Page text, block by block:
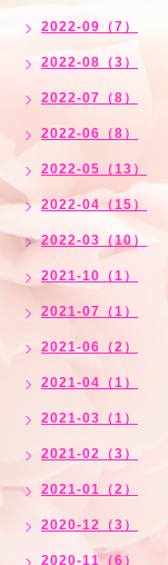
2022-09（7）
2022-08（3）
2022-07（8）
2022-06（8）
2022-05（13）
2022-04（15）
2022-03（10）
2021-10（1）
2021-07（1）
2021-06（2）
2021-04（1）
2021-03（1）
2021-02（3）
2021-01（2）
2020-12（3）
2020-11（6）